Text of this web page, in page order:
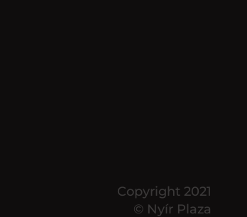
Copyright 2021
© Nyír Plaza